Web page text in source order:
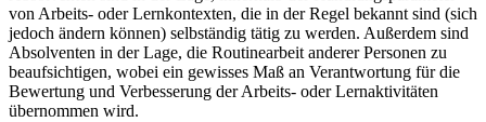
von Arbeits- oder Lernkontexten, die in der Regel bekannt sind (sich
jedoch ändern können) selbständig tätig zu werden. Außerdem sind
Absolventen in der Lage, die Routinearbeit anderer Personen zu
beaufsichtigen, wobei ein gewisses Maß an Verantwortung für die
Bewertung und Verbesserung der Arbeits- oder Lernaktivitäten
übernommen wird.